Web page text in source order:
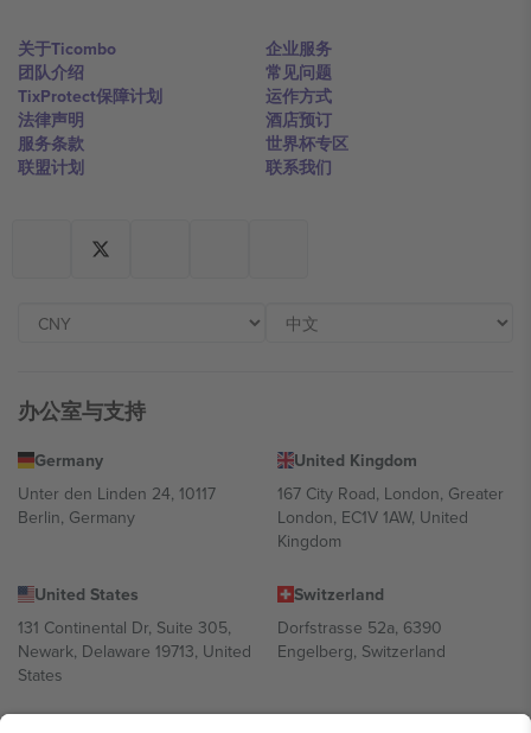
关于Ticombo
团队介绍
TixProtect保障计划
法律声明
服务条款
联盟计划
企业服务
常见问题
运作方式
酒店预订
世界杯专区
联系我们
办公室与支持
Germany
Unter den Linden 24, 10117
Berlin, Germany
United Kingdom
167 City Road, London, Greater
London, EC1V 1AW, United
Kingdom
United States
131 Continental Dr, Suite 305,
Newark, Delaware 19713, United
States
Switzerland
Dorfstrasse 52a, 6390
Engelberg, Switzerland